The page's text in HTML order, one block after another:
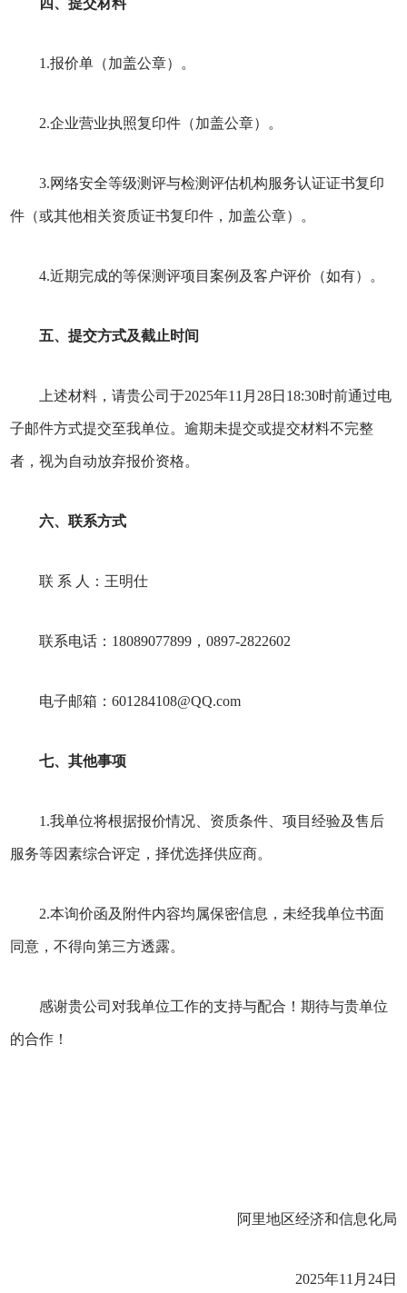
四、提交材料
1.报价单（加盖公章）。
2.企业营业执照复印件（加盖公章）。
3.网络安全等级测评与检测评估机构服务认证证书复印
件（或其他相关资质证书复印件，加盖公章）。
4.近期完成的等保测评项目案例及客户评价（如有）。
五、提交方式及截止时间
上述材料，请贵公司于2025年11月28日18:30时前通过电
子邮件方式提交至我单位。逾期未提交或提交材料不完整
者，视为自动放弃报价资格。
六、联系方式
联 系 人：王明仕
联系电话：18089077899，0897-2822602
电子邮箱：601284108@QQ.com
七、其他事项
1.我单位将根据报价情况、资质条件、项目经验及售后
服务等因素综合评定，择优选择供应商。
2.本询价函及附件内容均属保密信息，未经我单位书面
同意，不得向第三方透露。
感谢贵公司对我单位工作的支持与配合！期待与贵单位
的合作！
阿里地区经济和信息化局
2025年11月24日